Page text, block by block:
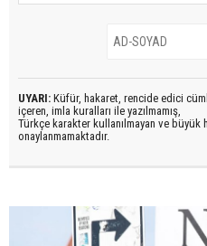
UYARI: Küfür, hakaret, rencide edici
içeren, imla kuralları ile yazılmamış,
Türkçe karakter kullanılmayan ve büyük
onaylanmamaktadır.